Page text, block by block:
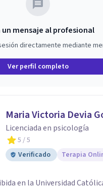
un mensaje al profesional
directamente mediante
Ver perfil completo
Maria Victoria Devia
Licenciada en psicología
5 / 5
Verificado
Terapia
en la Universidad